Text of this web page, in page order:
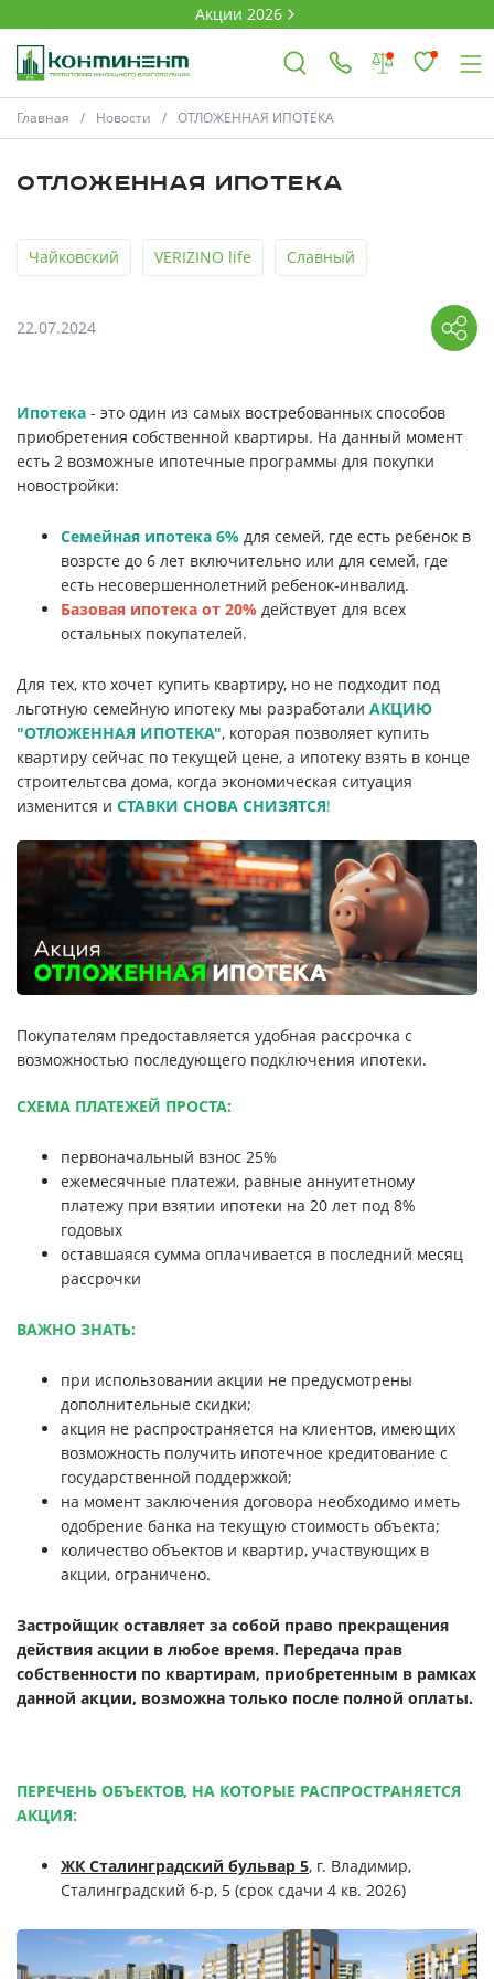
Акции 2026
Новости
Выбор недвижимости
Офис продаж
Работа
О компании
Онлайн-запись
Главная Новости ОТЛОЖЕННАЯ ИПОТЕКА
ОТЛОЖЕННАЯ ИПОТЕКА
Чайковский VERIZINO life Славный
22.07.2024
Ипотека - это один из самых востребованных способов
приобретения собственной квартиры. На данный момент
есть 2 возможные ипотечные программы для покупки
новостройки:
Семейная ипотека 6% для семей, где есть ребенок в
возрсте до 6 лет включительно или для семей, где
есть несовершеннолетний ребенок-инвалид.
Базовая ипотека от 20% действует для всех
остальных покупателей.
Для тех, кто хочет купить квартиру, но не подходит под
льготную семейную ипотеку мы разработали АКЦИЮ
"ОТЛОЖЕННАЯ ИПОТЕКА", которая позволяет купить
квартиру сейчас по текущей цене, а ипотеку взять в конце
строительтсва дома, когда экономическая ситуация
изменится и СТАВКИ СНОВА СНИЗЯТСЯ!
Покупателям предоставляется удобная рассрочка с
возможностью последующего подключения ипотеки.
СХЕМА ПЛАТЕЖЕЙ ПРОСТА:
первоначальный взнос 25%
ежемесячные платежи, равные аннуитетному
платежу при взятии ипотеки на 20 лет под 8%
годовых
оставшаяся сумма оплачивается в последний месяц
рассрочки
ВАЖНО ЗНАТЬ:
при использовании акции не предусмотрены
дополнительные скидки;
акция не распространяется на клиентов, имеющих
возможность получить ипотечное кредитование с
государственной поддержкой;
на момент заключения договора необходимо иметь
одобрение банка на текущую стоимость объекта;
количество объектов и квартир, участвующих в
акции, ограничено.
Застройщик оставляет за собой право прекращения
действия акции в любое время. Передача прав
собственности по квартирам, приобретенным в рамках
данной акции, возможна только после полной оплаты.
ПЕРЕЧЕНЬ ОБЪЕКТОВ, НА КОТОРЫЕ РАСПРОСТРАНЯЕТСЯ
АКЦИЯ:
ЖК Сталинградский бульвар 5, г. Владимир,
Сталинградский б-р, 5 (срок сдачи 4 кв. 2026)